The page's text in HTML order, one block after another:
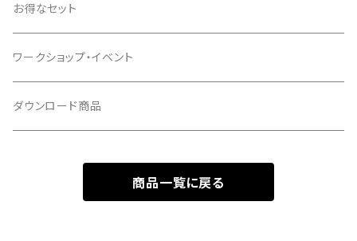
お得なセット
ワークショップ・イベント
ダウンロード商品
商品一覧に戻る